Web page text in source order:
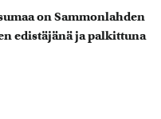
on Sammonlahden
edistäjänä ja palkittuna